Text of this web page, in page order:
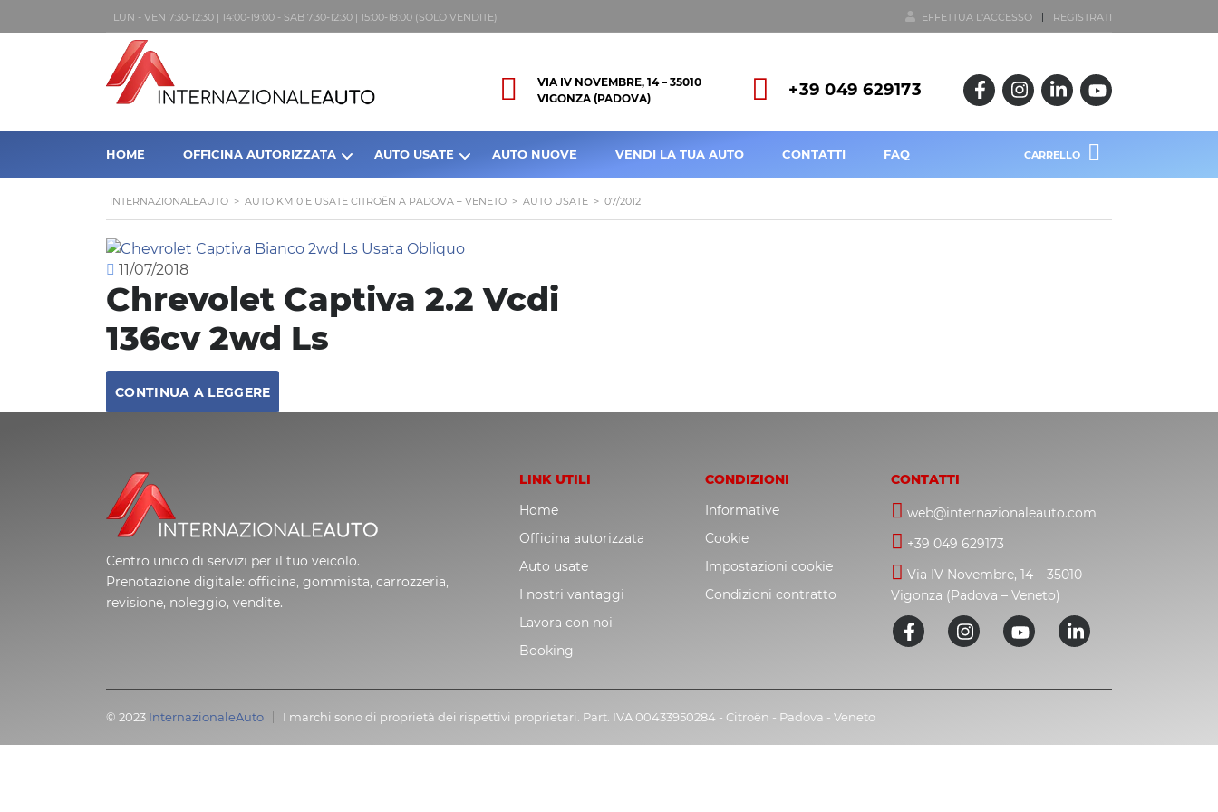
EFFETTUA L'ACCESSO REGISTRATI
LUN - VEN 7:30-12:30 | 14:00-19:00 - SAB 7:30-12:30 | 15:00-18:00 (SOLO VENDITE)
+39 049 629173
VIA IV NOVEMBRE, 14 – 35010
VIGONZA (PADOVA)
CARRELLO
HOME OFFICINA AUTORIZZATA AUTO USATE AUTO NUOVE VENDI LA TUA AUTO CONTATTI FAQ
INTERNAZIONALEAUTO > AUTO KM 0 E USATE CITROËN A PADOVA – VENETO > AUTO USATE > 07/2012
11/07/2018
Chrevolet Captiva 2.2 Vcdi
136cv 2wd Ls
CONTINUA A LEGGERE
Centro unico di servizi per il tuo veicolo.
Prenotazione digitale: officina, gommista, carrozzeria,
revisione, noleggio, vendite.
LINK UTILI
Home
Officina autorizzata
Auto usate
I nostri vantaggi
Lavora con noi
Booking
CONDIZIONI
Informative
Cookie
Impostazioni cookie
Condizioni contratto
CONTATTI
web@internazionaleauto.com
+39 049 629173
Via IV Novembre, 14 – 35010
Vigonza (Padova – Veneto)
© 2023 InternazionaleAuto I marchi sono di proprietà dei rispettivi proprietari. Part. IVA 00433950284 - Citroën - Padova - Veneto